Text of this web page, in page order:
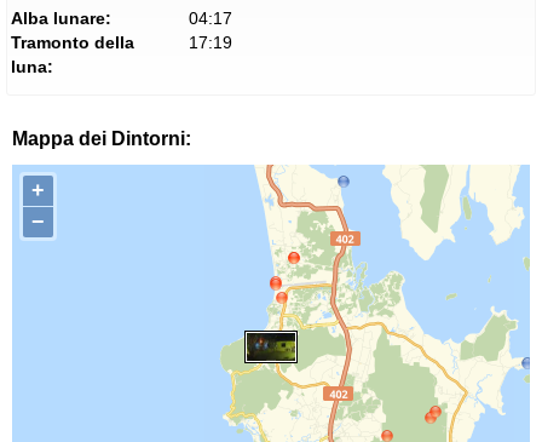
Alba lunare:
04:17
Tramonto della
luna:
17:19
Mappa dei Dintorni:
+
−